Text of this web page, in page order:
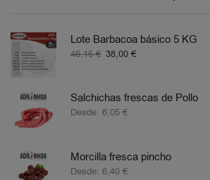
Lote Barbacoa básico 5 KG
46,15€ 38,00 €
Salchichas frescas de Pollo
Desde: 6,05 €
Morcilla fresca pincho
Desde: 6,40 €